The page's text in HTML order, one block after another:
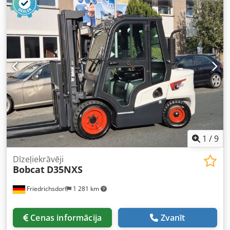
dakšu garums: 1 150 mm , tukšais svars:1 340 kg
, kopējais
garums:
1 964 mm, piedziņas veids:Elektro, konstrukcijas
820 mm, Paaugstinātās pacelšanas rati Slodzes
centrs: 600 Chodpfxewi Acge Aipja Dakšu platums: 560 mm
Masta tips: Triplex Stāvoklis: Jauna ierīce Tehniskais
stāvoklis: Jauns Priekšējo riteņu tips: Poliuretāns Priekšējo
riteņu stāvoklis: 80 - 100% Aizmugurējo riteņu tips:
Poliuretāns Aizmugurējo riteņu stāvoklis: 80 - 100%
Akumulatora spriegums: 24V Akumulatora ietilpība: 150Ah
Akumulatora tips: Litija jonu Akumulatora ražošanas gads:
2025 Akumulatora stāvoklis: 80 - 100% Sākotnējais
pacēlums, pilns brīvais pacēlums, CE sertifikāts, Apkopes
neprasošs litija jonu akumulators,
1 /9
Friedrichsdorf 1 281 km
Dīzeļiekrāvēji
Bobcat D35NXS
Cenas informācija Zvanīt